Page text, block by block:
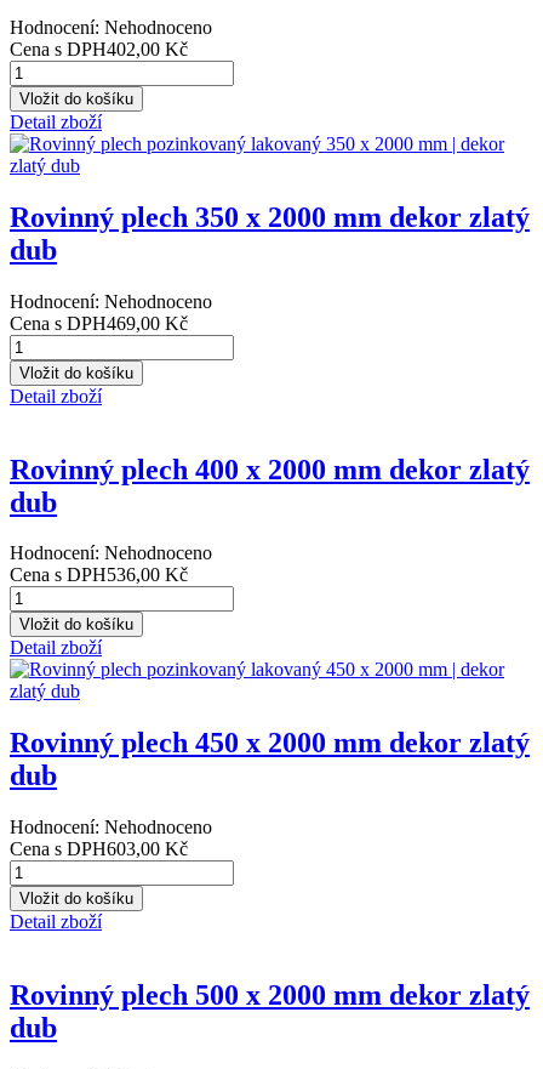
Hodnocení: Nehodnoceno
Cena s DPH402,00 Kč
Detail zboží
Rovinný plech 350 x 2000 mm dekor zlatý
dub
Hodnocení: Nehodnoceno
Cena s DPH469,00 Kč
Detail zboží
Rovinný plech 400 x 2000 mm dekor zlatý
dub
Hodnocení: Nehodnoceno
Cena s DPH
Detail zboží